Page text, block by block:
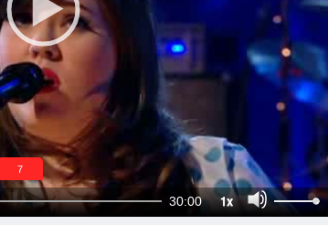
30:00 1x
6